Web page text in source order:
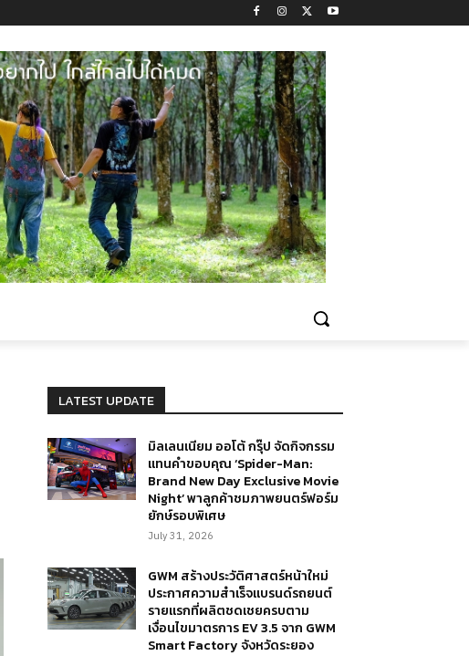
LATEST UPDATE
มิลเลนเนียม ออโต้ กรุ๊ป จัดกิจกรรม
แทนคำขอบคุณ ‘Spider-Man:
Brand New Day Exclusive Movie
Night’ พาลูกค้าชมภาพยนตร์ฟอร์ม
ยักษ์รอบพิเศษ
July 31, 2026
GWM สร้างประวัติศาสตร์หน้าใหม่
ประกาศความสำเร็จแบรนด์รถยนต์
รายแรกที่ผลิตชดเชยครบตาม
เงื่อนไขมาตรการ EV 3.5 จาก GWM
Smart Factory จังหวัดระยอง